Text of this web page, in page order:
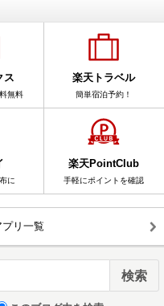
ス
無料
楽天トラベル
簡単宿泊予約！
に
楽天PointClub
手軽にポイントを確認
プリ一覧